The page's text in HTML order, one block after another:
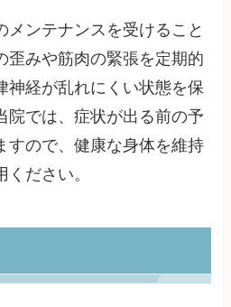
メンテナンスを受けること
歪みや筋肉の緊張を定期的
神経が乱れにくい状態を保
院では、症状が出る前の予
すので、健康な身体を維持
ださい。